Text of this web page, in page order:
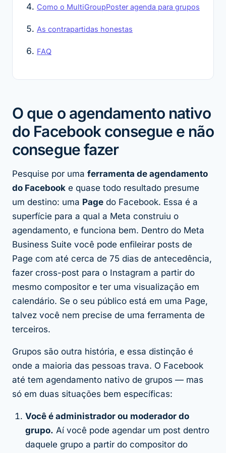
Como o MultiGroupPoster agenda para grupos
As contrapartidas honestas
FAQ
O que o agendamento nativo
do Facebook consegue e não
consegue fazer
Pesquise por uma ferramenta de agendamento
do Facebook e quase todo resultado presume
um destino: uma Page do Facebook. Essa é a
superfície para a qual a Meta construiu o
agendamento, e funciona bem. Dentro do Meta
Business Suite você pode enfileirar posts de
Page com até cerca de 75 dias de antecedência,
fazer cross-post para o Instagram a partir do
mesmo compositor e ter uma visualização em
calendário. Se o seu público está em uma Page,
talvez você nem precise de uma ferramenta de
terceiros.
Grupos são outra história, e essa distinção é
onde a maioria das pessoas trava. O Facebook
até tem agendamento nativo de grupos — mas
só em duas situações bem específicas:
Você é administrador ou moderador do
grupo. Aí você pode agendar um post dentro
daquele grupo a partir do compositor do